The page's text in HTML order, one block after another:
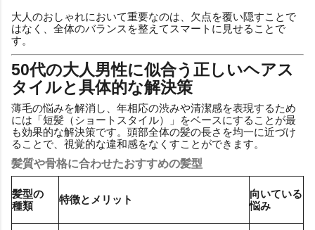
大人のおしゃれにおいて重要なのは、欠点を覆い隠すことで
はなく、全体のバランスを整えてスマートに見せることで
す。
50代の大人男性に似合う正しいヘアス
タイルと具体的な解決策
薄毛の悩みを解消し、年相応の渋みや清潔感を表現するため
には「短髪（ショートスタイル）」をベースにすることが最
も効果的な解決策です。頭部全体の髪の長さを均一に近づけ
ることで、視覚的な違和感をなくすことができます。
髪質や骨格に合わせたおすすめの髪型
髪型の
種類
特徴とメリット
向いている
悩み